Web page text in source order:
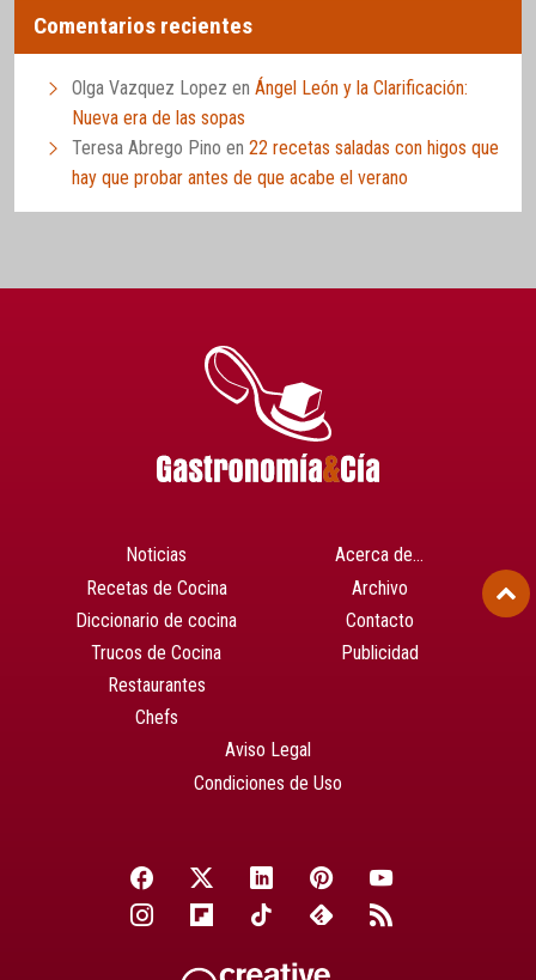
Comentarios recientes
Olga Vazquez Lopez en Ángel León y la Clarificación:
Nueva era de las sopas
Teresa Abrego Pino en 22 recetas saladas con higos que
hay que probar antes de que acabe el verano
Noticias
Recetas de Cocina
Diccionario de cocina
Trucos de Cocina
Restaurantes
Chefs
Acerca de…
Archivo
Contacto
Publicidad
Aviso Legal
Condiciones de Uso